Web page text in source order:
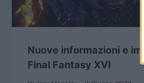
Nuove informazioni e
Final Fantasy XVI